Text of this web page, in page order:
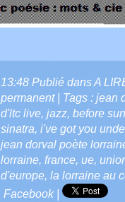
13:48 Publié dansA
permanent| Tags : jean
d'ltc live, jazz, before
sinatra, i've got you
jean dorval poète
lorraine, france, ue,
d'europe, la lorraine au
Facebook|